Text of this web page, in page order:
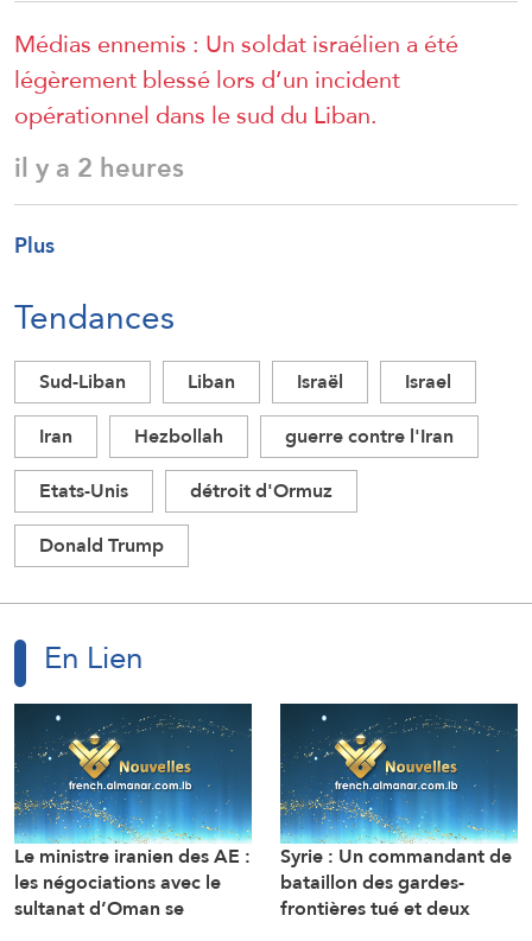
Médias ennemis : Un soldat israélien a été
légèrement blessé lors d’un incident
opérationnel dans le sud du Liban.
il y a 2 heures
Plus
Tendances
Sud-Liban Liban Israël
Israel
Iran
Hezbollah
guerre contre l'Iran
Etats-Unis
détroit d'Ormuz
Donald Trump
En Lien
Le ministre iranien des AE :
les négociations avec le
sultanat d’Oman se
Syrie : Un commandant de
bataillon des gardes-
frontières tué et deux